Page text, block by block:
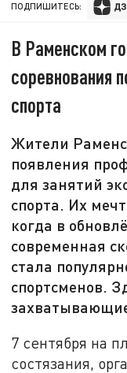
ПОДПИШИТЕСЬ:
В Раменском
соревнования
спорта
Жители
появления
для занятий
спорта. Их
когда в
современная
стала
спортсменов.
7 сентября на
состязания,